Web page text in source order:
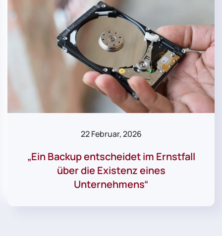
22 Februar, 2026
„Ein Backup entscheidet im Ernstfall
über die Existenz eines
Unternehmens“